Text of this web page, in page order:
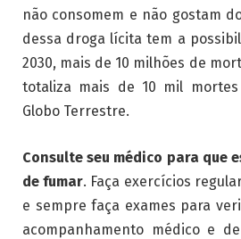
não consomem e não gostam
dessa droga lícita tem a
2030, mais de 10 milhões de
totaliza mais de 10 mil
Globo Terrestre.
Consulte seu médico para que
de fumar. Faça exercícios
e sempre faça exames para
acompanhamento médico e